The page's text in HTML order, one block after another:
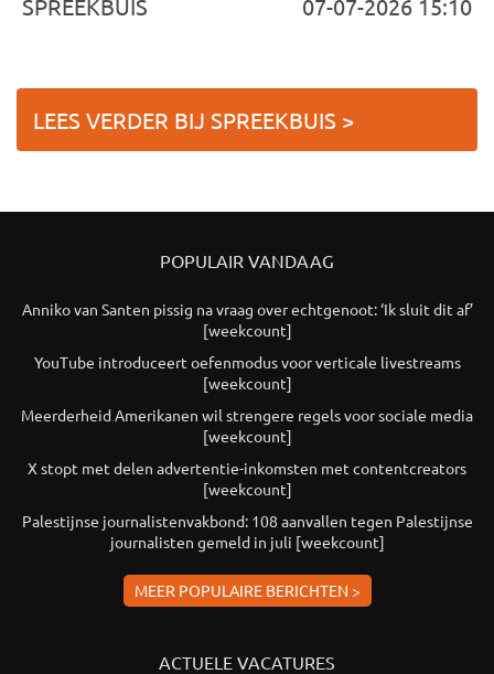
SPREEKBUIS 07-07-2026 15:10
LEES VERDER BIJ SPREEKBUIS >
POPULAIR VANDAAG
Anniko van Santen pissig na vraag over echtgenoot: ‘Ik sluit dit af’
[weekcount]
YouTube introduceert oefenmodus voor verticale livestreams
[weekcount]
Meerderheid Amerikanen wil strengere regels voor sociale media
[weekcount]
X stopt met delen advertentie-inkomsten met contentcreators
[weekcount]
Palestijnse journalistenvakbond: 108 aanvallen tegen Palestijnse
journalisten gemeld in juli [weekcount]
MEER POPULAIRE BERICHTEN >
ACTUELE VACATURES